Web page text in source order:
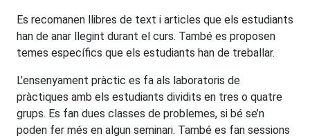
Es recomanen llibres de text i articles que els estudiants
han de anar llegint durant el curs. També es proposen
temes específics que els estudiants han de treballar.
L’ensenyament pràctic es fa als laboratoris de
pràctiques amb els estudiants dividits en tres o quatre
grups. Es fan dues classes de problemes, si bé se’n
poden fer més en algun seminari. També es fan sessions